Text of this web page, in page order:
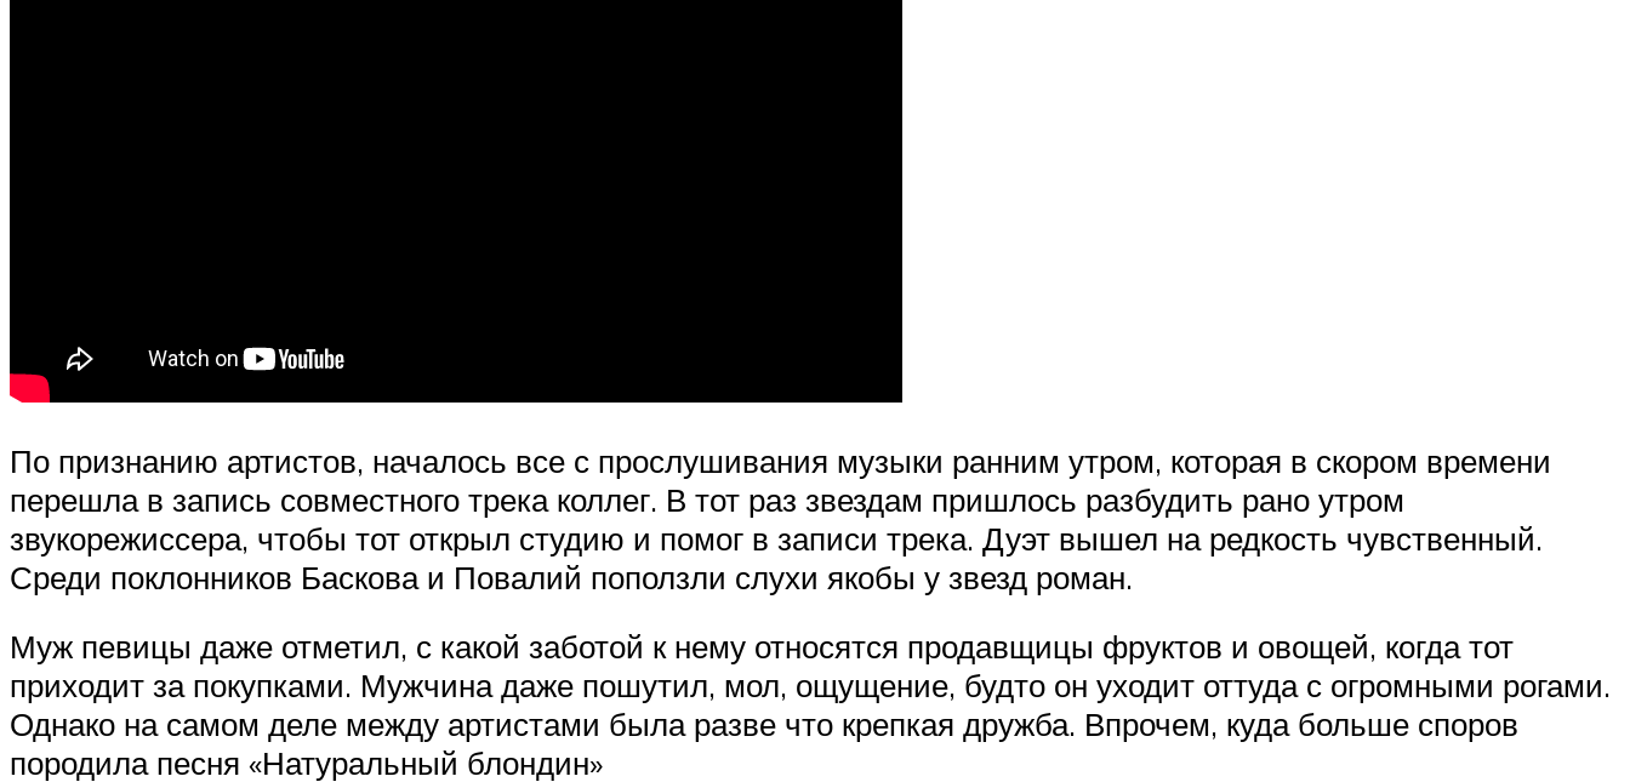
По признанию артистов, началось все с прослушивания музыки ранним утром, которая в скором времени
перешла в запись совместного трека коллег. В тот раз звездам пришлось разбудить рано утром
звукорежиссера, чтобы тот открыл студию и помог в записи трека. Дуэт вышел на редкость чувственный.
Среди поклонников Баскова и Повалий поползли слухи якобы у звезд роман.
Муж певицы даже отметил, с какой заботой к нему относятся продавщицы фруктов и овощей, когда тот
приходит за покупками. Мужчина даже пошутил, мол, ощущение, будто он уходит оттуда с огромными рогами.
Однако на самом деле между артистами была разве что крепкая дружба. Впрочем, куда больше споров
породила песня «Натуральный блондин»